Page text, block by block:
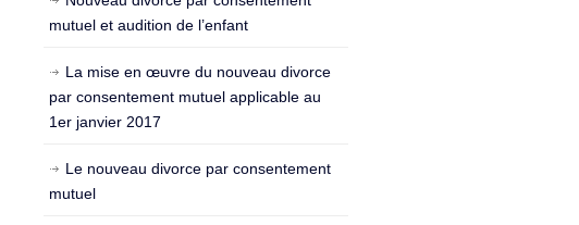
mutuel et audition de l’enfant
La mise en œuvre du nouveau divorce
par consentement mutuel applicable au
1er janvier 2017
Le nouveau divorce par consentement
mutuel